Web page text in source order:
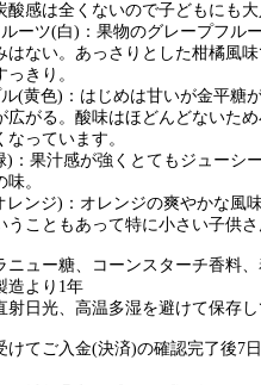
酸感は全くないので子どもにも大
ーツ(白)：果物のグレープフル
はない。あっさりとした柑橘風
きり。
(黄色)：はじめは甘いが金平糖
広がる。酸味はほどんどないた
なっています。
)：果汁感が強くとてもジューシ
。
レンジ)：オレンジの爽やかな風
うこともあって特に小さい子供さ
ニュー糖、コーンスターチ香料
造より1年
射日光、高温多湿を避けて保存し
てご入金(決済)の確認完了後7